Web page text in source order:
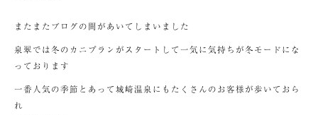
またまたブログの間があいてしまいました
泉翠では冬のカニプランがスタートして一気に気持ちが冬モードにな
っております
一番人気の季節とあって城崎温泉にもたくさんのお客様が歩いておら
れ